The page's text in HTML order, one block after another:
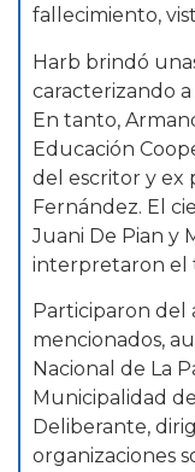
fallecimiento,
Harb brindó
caracterizando
En tanto,
Educación
del escritor y ex
Fernández. El
Juani De Pian y
interpretaron el
Participaron del
mencionados,
Nacional de La
Municipalidad
Deliberante,
organizaciones